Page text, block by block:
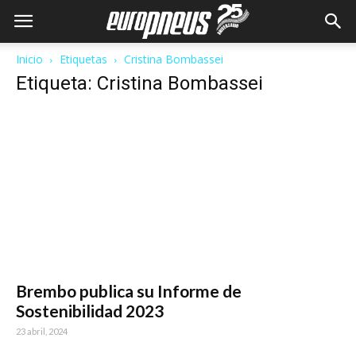
Inicio Etiquetas Cristina Bombassei
Etiqueta: Cristina Bombassei
Brembo publica su Informe de
Sostenibilidad 2023
23 abril, 2024